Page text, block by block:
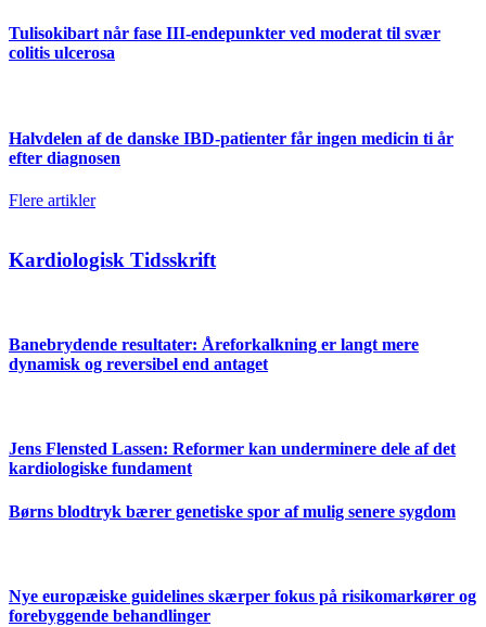
Tulisokibart når fase III-endepunkter ved moderat til svær
colitis ulcerosa
Halvdelen af de danske IBD-patienter får ingen medicin ti år
efter diagnosen
Flere artikler
Kardiologisk Tidsskrift
Banebrydende resultater: Åreforkalkning er langt mere
dynamisk og reversibel end antaget
Jens Flensted Lassen: Reformer kan underminere dele af det
kardiologiske fundament
Børns blodtryk bærer genetiske spor af mulig senere sygdom
Nye europæiske guidelines skærper fokus på risikomarkører og
forebyggende behandlinger